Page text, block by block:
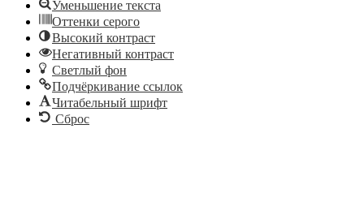
Уменьшение текста
Оттенки серого
Высокий контраст
Негативный контраст
Светлый фон
Подчёркивание ссылок
Читабельный шрифт
Сброс